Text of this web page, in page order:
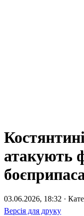
атакують
03.06.2026, 18:32 ·
Версія для друку